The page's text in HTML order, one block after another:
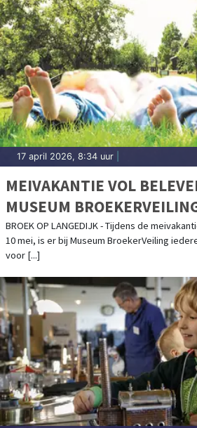
17 april 2026, 8:34 uur
MEIVAKANTIE VOL
MUSEUM
BIJZONDERE
OOSTERDELGEBIED
BROEK OP LANGEDIJK - Tijdens de
10 mei, is er bij Museum BroekerVeiling
voor [...]